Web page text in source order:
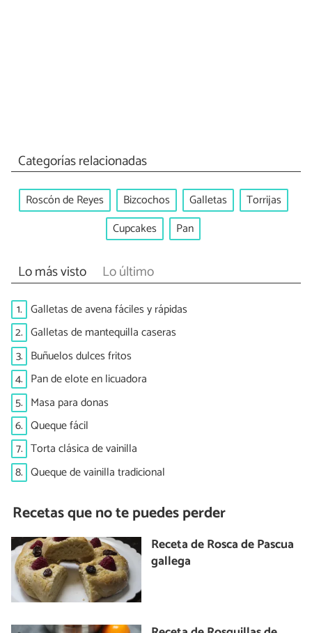
Categorías relacionadas
Roscón de Reyes Bizcochos Galletas
Torrijas
Cupcakes
Pan
Lo más visto Lo último
1. Galletas de avena fáciles y rápidas
2. Galletas de mantequilla caseras
3. Buñuelos dulces fritos
4. Pan de elote en licuadora
5. Masa para donas
6. Queque fácil
7. Torta clásica de vainilla
8. Queque de vainilla tradicional
Recetas que no te puedes perder
Receta de Rosca de Pascua
gallega